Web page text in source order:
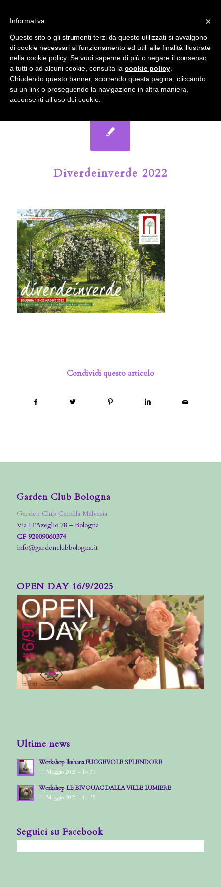
Il Blog del Garden Club di Bologna
Diverdeinverde 2022
Condividi questo articolo
Garden Club Bologna
Garden Club Camilla Malvasia
Via D’Azeglio 78 – Bologna
CF 92009060374
info@gardenclubbologna.it
OPEN DAY 16/9/2025
Ultime news
Workshop Ikebana FUGGEVOLE SPLENDORE
11 Maggio 2026 - 14:30
Workshop LE BIVOUAC DALLA VILLE LUMIERE
11 Maggio 2026 - 14:25
Seguici su Facebook
accetta l'uso dei cookies previsto nella pagina dedicata.
Fai clic per abilitare/disabilitare il tracciamento di
Google Analytics.
OK Privacy e cookie policy
×
Informativa
Questo sito o gli strumenti terzi da questo utilizzati si avvalgono
di cookie necessari al funzionamento ed utili alle finalità illustrate
nella cookie policy. Se vuoi saperne di più o negare il consenso
a tutti o ad alcuni cookie, consulta la cookie policy
Chiudendo questo banner, scorrendo questa pagina, cliccando
su un link o proseguendo la navigazione in altra maniera,
acconsenti all’uso dei cookie.